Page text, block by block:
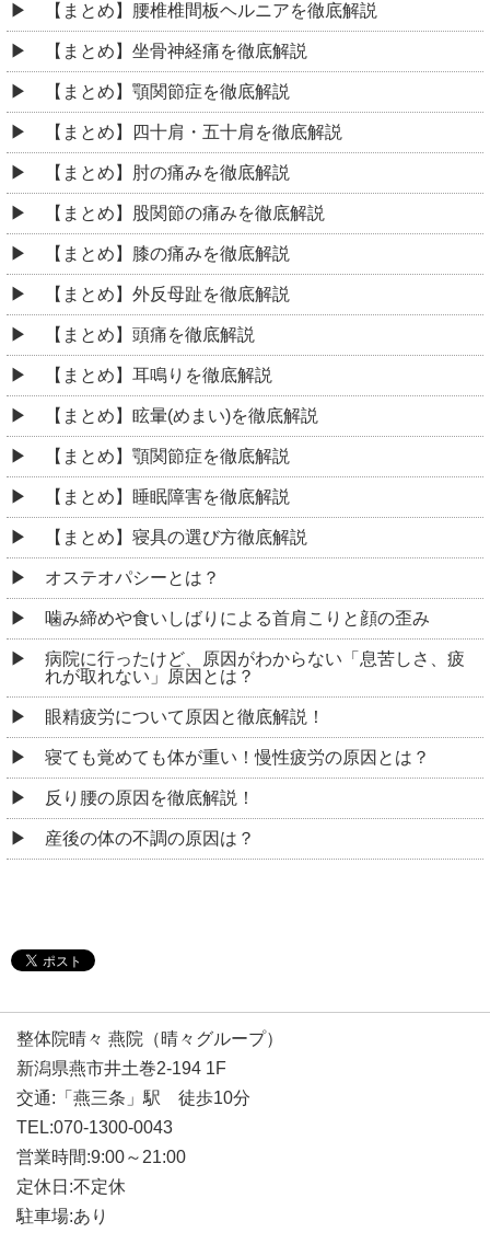
【まとめ】腰椎椎間板ヘルニアを徹底解説
【まとめ】坐骨神経痛を徹底解説
【まとめ】顎関節症を徹底解説
【まとめ】四十肩・五十肩を徹底解説
【まとめ】肘の痛みを徹底解説
【まとめ】股関節の痛みを徹底解説
【まとめ】膝の痛みを徹底解説
【まとめ】外反母趾を徹底解説
【まとめ】頭痛を徹底解説
【まとめ】耳鳴りを徹底解説
【まとめ】眩暈(めまい)を徹底解説
【まとめ】顎関節症を徹底解説
【まとめ】睡眠障害を徹底解説
【まとめ】寝具の選び方徹底解説
オステオパシーとは？
噛み締めや食いしばりによる首肩こりと顔の歪み
病院に行ったけど、原因がわからない「息苦しさ、疲
れが取れない」原因とは？
眼精疲労について原因と徹底解説！
寝ても覚めても体が重い！慢性疲労の原因とは？
反り腰の原因を徹底解説！
産後の体の不調の原因は？
整体院晴々 燕院（晴々グループ）
新潟県燕市井土巻2-194 1F
交通:「燕三条」駅 徒歩10分
TEL:070-1300-0043
営業時間:9:00～21:00
定休日:不定休
駐車場:あり